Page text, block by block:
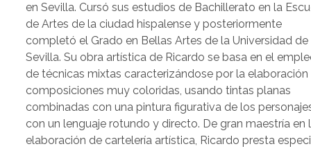
en Sevilla. Cursó sus estudios de Bachillerato en la
de Artes de la ciudad hispalense y posteriormente
completó el Grado en Bellas Artes de la Universidad de
Sevilla. Su obra artística de Ricardo se basa en el
de técnicas mixtas caracterizándose por la elaboración
composiciones muy coloridas, usando tintas planas
combinadas con una pintura figurativa de los
con un lenguaje rotundo y directo. De gran maestría en
elaboración de cartelería artística, Ricardo presta